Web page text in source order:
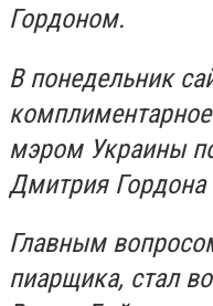
Гордоном.
В понедельник
мэром Украины
Дмитрия Гордона
Главным
пиарщика, стал